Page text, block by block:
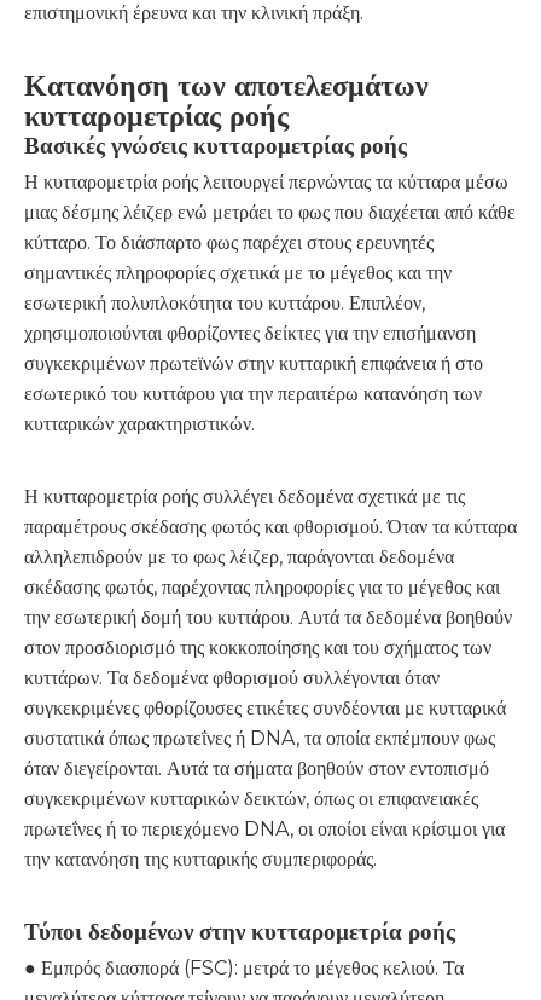
επιστημονική έρευνα και την κλινική πράξη.
Κατανόηση των αποτελεσμάτων
κυτταρομετρίας ροής
Βασικές γνώσεις κυτταρομετρίας ροής
Η κυτταρομετρία ροής λειτουργεί περνώντας τα κύτταρα μέσω
μιας δέσμης λέιζερ ενώ μετράει το φως που διαχέεται από κάθε
κύτταρο. Το διάσπαρτο φως παρέχει στους ερευνητές
σημαντικές πληροφορίες σχετικά με το μέγεθος και την
εσωτερική πολυπλοκότητα του κυττάρου. Επιπλέον,
χρησιμοποιούνται φθορίζοντες δείκτες για την επισήμανση
συγκεκριμένων πρωτεϊνών στην κυτταρική επιφάνεια ή στο
εσωτερικό του κυττάρου για την περαιτέρω κατανόηση των
κυτταρικών χαρακτηριστικών.
Η κυτταρομετρία ροής συλλέγει δεδομένα σχετικά με τις
παραμέτρους σκέδασης φωτός και φθορισμού. Όταν τα κύτταρα
αλληλεπιδρούν με το φως λέιζερ, παράγονται δεδομένα
σκέδασης φωτός, παρέχοντας πληροφορίες για το μέγεθος και
την εσωτερική δομή του κυττάρου. Αυτά τα δεδομένα βοηθούν
στον προσδιορισμό της κοκκοποίησης και του σχήματος των
κυττάρων. Τα δεδομένα φθορισμού συλλέγονται όταν
συγκεκριμένες φθορίζουσες ετικέτες συνδέονται με κυτταρικά
συστατικά όπως πρωτεΐνες ή DNA, τα οποία εκπέμπουν φως
όταν διεγείρονται. Αυτά τα σήματα βοηθούν στον εντοπισμό
συγκεκριμένων κυτταρικών δεικτών, όπως οι επιφανειακές
πρωτεΐνες ή το περιεχόμενο DNA, οι οποίοι είναι κρίσιμοι για
την κατανόηση της κυτταρικής συμπεριφοράς.
Τύποι δεδομένων στην κυτταρομετρία ροής
● Εμπρός διασπορά (FSC): μετρά το μέγεθος κελιού. Τα